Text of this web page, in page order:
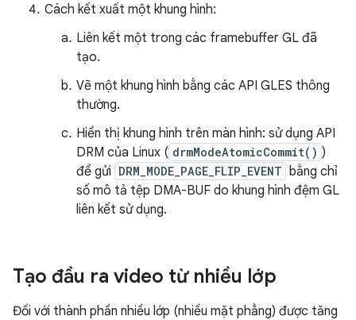
Cách kết xuất một khung hình:
Liên kết một trong các framebuffer GL đã
tạo.
Vẽ một khung hình bằng các API GLES thông
thường.
Hiển thị khung hình trên màn hình: sử dụng API
DRM của Linux ( drmModeAtomicCommit() )
để gửi DRM_MODE_PAGE_FLIP_EVENT
bằng chỉ
số mô tả tệp DMA-BUF do khung hình đệm GL
liên kết sử dụng.
Tạo đầu ra video từ nhiều lớp
Đối với thành phần nhiều lớp (nhiều mặt phẳng) được tăng